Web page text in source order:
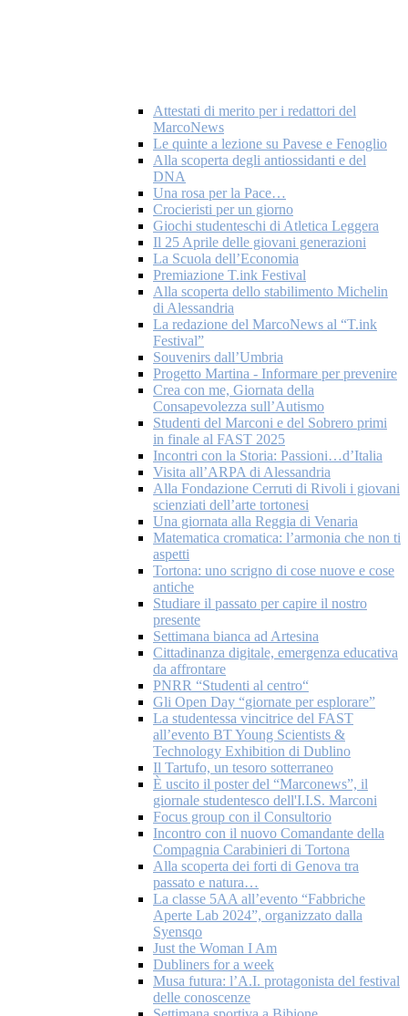
Attestati di merito per i redattori del
MarcoNews
Le quinte a lezione su Pavese e Fenoglio
Alla scoperta degli antiossidanti e del
DNA
Una rosa per la Pace…
Crocieristi per un giorno
Giochi studenteschi di Atletica Leggera
Il 25 Aprile delle giovani generazioni
La Scuola dell’Economia
Premiazione T.ink Festival
Alla scoperta dello stabilimento Michelin
di Alessandria
La redazione del MarcoNews al “T.ink
Festival”
Souvenirs dall’Umbria
Progetto Martina - Informare per prevenire
Crea con me, Giornata della
Consapevolezza sull’Autismo
Studenti del Marconi e del Sobrero primi
in finale al FAST 2025
Incontri con la Storia: Passioni…d’Italia
Visita all’ARPA di Alessandria
Alla Fondazione Cerruti di Rivoli i giovani
scienziati dell’arte tortonesi
Una giornata alla Reggia di Venaria
Matematica cromatica: l’armonia che non ti
aspetti
Tortona: uno scrigno di cose nuove e cose
antiche
Studiare il passato per capire il nostro
presente
Settimana bianca ad Artesina
Cittadinanza digitale, emergenza educativa
da affrontare
PNRR “Studenti al centro“
Gli Open Day “giornate per esplorare”
La studentessa vincitrice del FAST
all’evento BT Young Scientists &
Technology Exhibition di Dublino
Il Tartufo, un tesoro sotterraneo
È uscito il poster del “Marconews”, il
giornale studentesco dell'I.I.S. Marconi
Focus group con il Consultorio
Incontro con il nuovo Comandante della
Compagnia Carabinieri di Tortona
Alla scoperta dei forti di Genova tra
passato e natura…
La classe 5AA all’evento “Fabbriche
Aperte Lab 2024”, organizzato dalla
Syensqo
Just the Woman I Am
Dubliners for a week
Musa futura: l’A.I. protagonista del festival
delle conoscenze